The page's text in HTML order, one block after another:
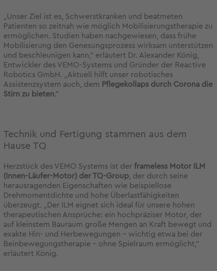
„Unser Ziel ist es, Schwerstkranken und beatmeten
Patienten so zeitnah wie möglich Mobilisierungstherapie zu
ermöglichen. Studien haben nachgewiesen, dass frühe
Mobilisierung den Genesungsprozess wirksam unterstützen
und beschleunigen kann,“ erläutert Dr. Alexander König,
Entwickler des VEMO-Systems und Gründer der Reactive
Robotics GmbH. „Aktuell hilft unser robotisches
Assistenzsystem auch, dem Pflegekollaps durch Corona die
Stirn zu bieten.“
Technik und Fertigung stammen aus dem
Hause TQ
Herzstück des VEMO Systems ist der frameless Motor ILM
(Innen-Läufer-Motor) der TQ-Group, der durch seine
herausragenden Eigenschaften wie beispiellose
Drehmomentdichte und hohe Überlastfähigkeiten
überzeugt. „Der ILM eignet sich ideal für unsere hohen
therapeutischen Ansprüche: ein hochpräziser Motor, der
auf kleinstem Bauraum große Mengen an Kraft bewegt und
exakte Hin- und Herbewegungen – wichtig etwa bei der
Beinbewegungstherapie – ohne Spielraum ermöglicht,“
erläutert König.